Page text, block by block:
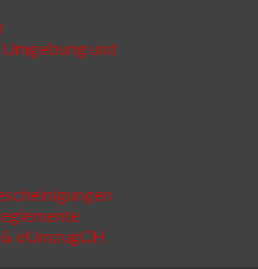
und
eUmzugCH